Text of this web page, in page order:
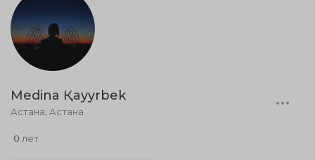
Medina Қayyrbek
Астана, Астана
0 лет